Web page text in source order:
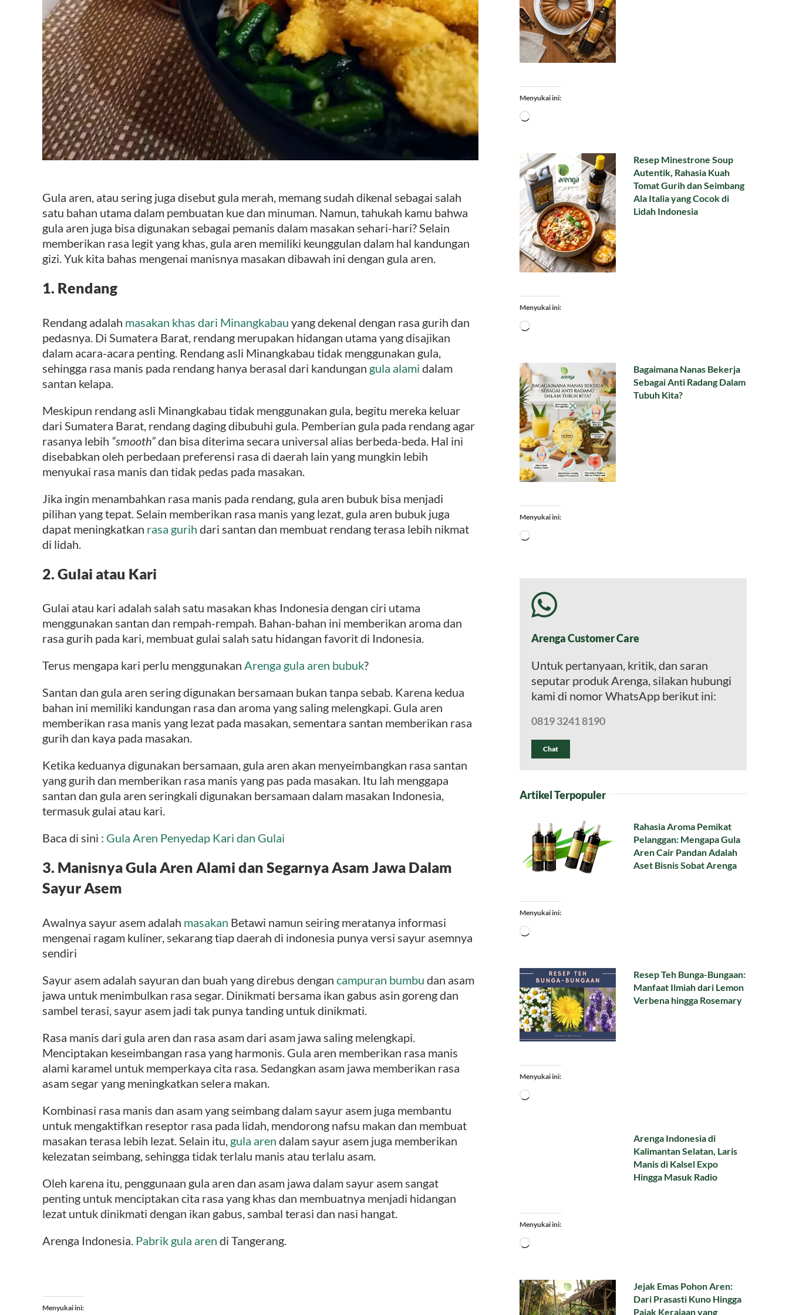
Gula aren, atau sering juga disebut gula merah, memang sudah dikenal sebagai salah
satu bahan utama dalam pembuatan kue dan minuman. Namun, tahukah kamu bahwa
gula aren juga bisa digunakan sebagai pemanis dalam masakan sehari-hari? Selain
memberikan rasa legit yang khas, gula aren memiliki keunggulan dalam hal kandungan
gizi. Yuk kita bahas mengenai manisnya masakan dibawah ini dengan gula aren.
1. Rendang
Rendang adalah masakan khas dari Minangkabau yang dekenal dengan rasa gurih dan
pedasnya. Di Sumatera Barat, rendang merupakan hidangan utama yang disajikan
dalam acara-acara penting. Rendang asli Minangkabau tidak menggunakan gula,
sehingga rasa manis pada rendang hanya berasal dari kandungan gula alami dalam
santan kelapa.
Meskipun rendang asli Minangkabau tidak menggunakan gula, begitu mereka keluar
dari Sumatera Barat, rendang daging dibubuhi gula. Pemberian gula pada rendang agar
rasanya lebih “smooth”dan bisa diterima secara universal alias berbeda-beda. Hal ini
disebabkan oleh perbedaan preferensi rasa di daerah lain yang mungkin lebih
menyukai rasa manis dan tidak pedas pada masakan.
Jika ingin menambahkan rasa manis pada rendang, gula aren bubuk bisa menjadi
pilihan yang tepat. Selain memberikan rasa manis yang lezat, gula aren bubuk juga
dapat meningkatkan rasa gurih dari santan dan membuat rendang terasa lebih nikmat
di lidah.
2. Gulai atau Kari
Gulai atau kari adalah salah satu masakan khas Indonesia dengan ciri utama
menggunakan santan dan rempah-rempah. Bahan-bahan ini memberikan aroma dan
rasa gurih pada kari, membuat gulai salah satu hidangan favorit di Indonesia.
Terus mengapa kari perlu menggunakan Arenga gula aren bubuk?
Santan dan gula aren sering digunakan bersamaan bukan tanpa sebab. Karena kedua
bahan ini memiliki kandungan rasa dan aroma yang saling melengkapi. Gula aren
memberikan rasa manis yang lezat pada masakan, sementara santan memberikan rasa
gurih dan kaya pada masakan.
Ketika keduanya digunakan bersamaan, gula aren akan menyeimbangkan rasa santan
yang gurih dan memberikan rasa manis yang pas pada masakan. Itu lah menggapa
santan dan gula aren seringkali digunakan bersamaan dalam masakan Indonesia,
termasuk gulai atau kari.
Baca di sini : Gula Aren Penyedap Kari dan Gulai
3. Manisnya Gula Aren Alami dan Segarnya Asam Jawa Dalam
Sayur Asem
Awalnya sayur asem adalah masakan Betawi namun seiring meratanya informasi
mengenai ragam kuliner, sekarang tiap daerah di indonesia punya versi sayur asemnya
sendiri
Sayur asem adalah sayuran dan buah yang direbus dengan campuran bumbu dan asam
jawa untuk menimbulkan rasa segar. Dinikmati bersama ikan gabus asin goreng dan
sambel terasi, sayur asem jadi tak punya tanding untuk dinikmati.
Rasa manis dari gula aren dan rasa asam dari asam jawa saling melengkapi.
Menciptakan keseimbangan rasa yang harmonis. Gula aren memberikan rasa manis
alami karamel untuk memperkaya cita rasa. Sedangkan asam jawa memberikan rasa
asam segar yang meningkatkan selera makan.
Kombinasi rasa manis dan asam yang seimbang dalam sayur asem juga membantu
untuk mengaktifkan reseptor rasa pada lidah, mendorong nafsu makan dan membuat
masakan terasa lebih lezat. Selain itu, gula aren dalam sayur asem juga memberikan
kelezatan seimbang, sehingga tidak terlalu manis atau terlalu asam.
Oleh karena itu, penggunaan gula aren dan asam jawa dalam sayur asem sangat
penting untuk menciptakan cita rasa yang khas dan membuatnya menjadi hidangan
lezat untuk dinikmati dengan ikan gabus, sambal terasi dan nasi hangat.
Arenga Indonesia. Pabrik gula aren di Tangerang.
Menyukai ini:
Menyukai ini:
Memuat...
Resep Minestrone Soup
Autentik, Rahasia Kuah
Tomat Gurih dan Seimbang
Ala Italia yang Cocok di
Lidah Indonesia
Menyukai ini:
Memuat...
Bagaimana Nanas Bekerja
Sebagai Anti Radang Dalam
Tubuh Kita?
Menyukai ini:
Memuat...
Arenga Customer Care
Untuk pertanyaan, kritik, dan saran
seputar produk Arenga, silakan hubungi
kami di nomor WhatsApp berikut ini:
0819 3241 8190
Chat
Artikel Terpopuler
Rahasia Aroma Pemikat
Pelanggan: Mengapa Gula
Aren Cair Pandan Adalah
Aset Bisnis Sobat Arenga
Menyukai ini:
Memuat...
Resep Teh Bunga-Bungaan:
Manfaat Ilmiah dari Lemon
Verbena hingga Rosemary
Menyukai ini:
Memuat...
Arenga Indonesia di
Kalimantan Selatan, Laris
Manis di Kalsel Expo
Hingga Masuk Radio
Menyukai ini:
Memuat...
Jejak Emas Pohon Aren:
Dari Prasasti Kuno Hingga
Pajak Kerajaan yang